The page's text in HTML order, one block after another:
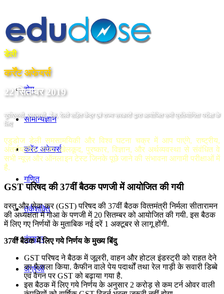
होम
सामान्यज्ञान
करेंट अफेयर्स
गणित
तर्कशक्ति
कंप्यूटर
अंग्रेजी
डेली
कर्रेंट अफेयर्स
22 सितम्बर 2019
यूपीएससी, एसएससी, बैंक, रेलवे सहित केंद्र एबं राज्य सरकारों द्वारा आयोजित सभी प्रतियोगिता परीक्षा के
लिए
एडुडोज डेली समसामयिकी और विश्व घटना चक्र में आप पाएंगे, राष्ट्रीय,
अंतर्राष्ट्रीय, राज्य, खेलकूद, पुरष्कार, विज्ञान, और अर्थव्यवस्था से संवंधित वे
सभी न्यूज़ और ऑनलाइन टेस्ट जिनके पूछे जाने की संभावना आगामी परीक्षाओं में
है.
GST परिषद की 37वीं बैठक पणजी में आयोजित की गयी
वस्तु और सेवा कर (GST) परिषद की 37वीं बैठक वित्‍तमंत्री निर्मला सीतारामन
की अध्‍यक्षता में गोआ के पणजी में 20 सितम्बर को आयोजित की गयी. इस बैठक
में लिए गए निर्णयों के मुताबिक नई दरें 1 अक्टूबर से लागू होंगी.
37वीं बैठक में लिए गये निर्णय के मुख्य बिंदु
GST परिषद ने बैठक में जूलरी, वाहन और होटल इंडस्ट्री को राहत देने
का फैसला किया. कैफीन वाले पेय पदार्थों तथा रेल गाड़ी के सवारी डिब्बे
एवं वैगन पर GST को बढ़ाया गया है.
इस बैठक में लिए गये निर्णय के अनुसार 2 करोड़ से कम टर्न ओवर वाली